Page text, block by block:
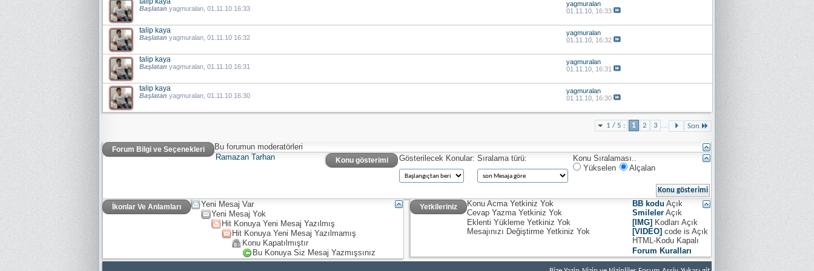
Başlatan yagmuralan, 01.11.10 16:33
yagmuralan
01.11.10, 16:33
talip kaya
Başlatan yagmuralan, 01.11.10 16:32
yagmuralan
01.11.10, 16:32
talip kaya
Başlatan yagmuralan, 01.11.10 16:31
yagmuralan
01.11.10, 16:31
talip kaya
Başlatan yagmuralan, 01.11.10 16:30
yagmuralan
01.11.10, 16:30
1 / 5 : 1 2 3 ... Son
Forum Bilgi ve Seçenekleri
Bu forumun moderatörleri
Ramazan Tarhan
Konu gösterimi Gösterilecek Konular: Sıralama türü:
Konu Sıralaması..
Yükselen
Alçalan
İkonlar Ve Anlamları
Yeni Mesaj Var
Yeni Mesaj Yok
Hit Konuya Yeni Mesaj Yazılmış
Hit Konuya Yeni Mesaj Yazılmamış
Konu Kapatılmıştır
Bu Konuya Siz Mesaj Yazmışsınız
Yetkileriniz Konu Acma Yetkiniz Yok
Cevap Yazma Yetkiniz Yok
Eklenti Yükleme Yetkiniz Yok
Mesajınızı Değiştirme Yetkiniz Yok
BB kodu Açık
Smileler Açık
[IMG]Kodları Açık
[VIDEO] code is Açık
HTML-Kodu Kapalı
Forum Kuralları